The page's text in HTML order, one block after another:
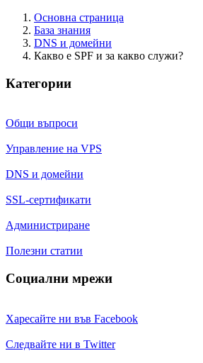
Основна страница
База знания
DNS и домейни
Какво е SPF и за какво служи?
Категории
Общи въпроси
Управление на VPS
DNS и домейни
SSL-сертификати
Администриране
Полезни статии
Социални мрежи
Харесайте ни във Facebook
Следвайте ни в Twitter